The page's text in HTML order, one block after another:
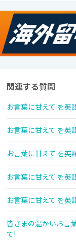
関連する質問
お言葉に甘えて を英
お言葉に甘えて を英
お言葉に甘えて を英
お言葉に甘えて を英
お言葉に甘えて を英
皆さまの温かいお言
て!